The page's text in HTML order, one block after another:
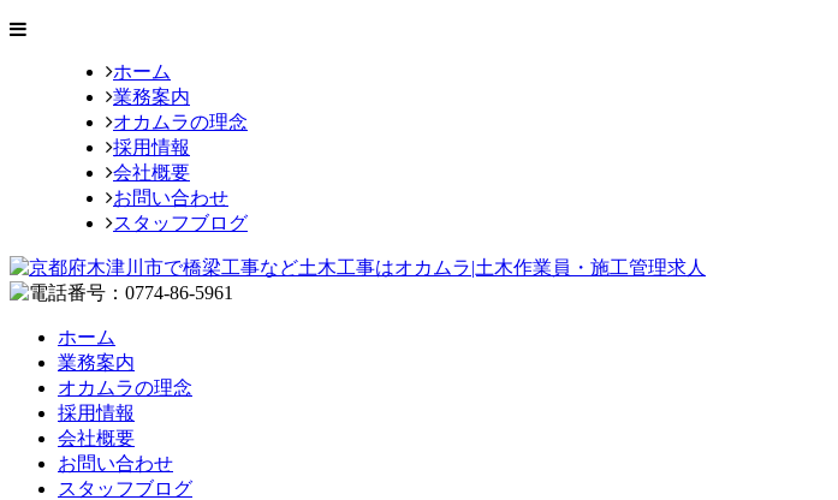
ホーム
業務案内
オカムラの理念
採用情報
会社概要
お問い合わせ
スタッフブログ
ホーム
業務案内
オカムラの理念
採用情報
会社概要
お問い合わせ
スタッフブログ